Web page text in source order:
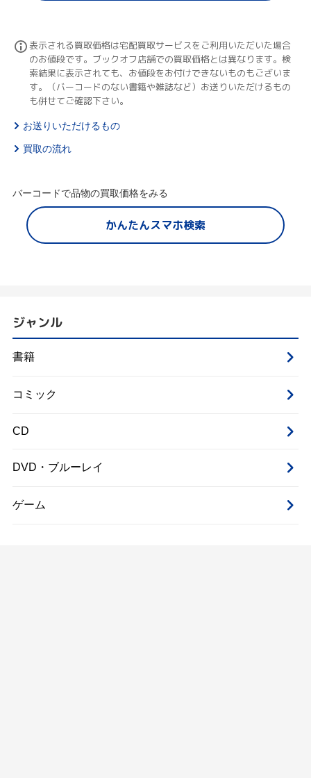
表示される買取価格は宅配買取サービスをご利用いただいた場合
のお値段です。ブックオフ店舗での買取価格とは異なります。検
索結果に表示されても、お値段をお付けできないものもございま
す。（バーコードのない書籍や雑誌など）お送りいただけるもの
も併せてご確認下さい。
お送りいただけるもの
買取の流れ
バーコードで品物の買取価格をみる
かんたんスマホ検索
ジャンル
書籍
コミック
CD
DVD・ブルーレイ
ゲーム